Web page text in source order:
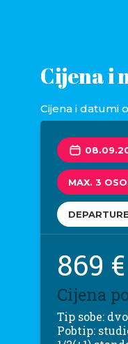
Cijena i
Cijena i datumi
MAX. 3
869 €
Cijena
Tip sobe:
Pobtip: